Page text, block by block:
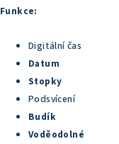
Funkce:
Digitální čas
Datum
Stopky
Podsvícení
Budík
Voděodolné